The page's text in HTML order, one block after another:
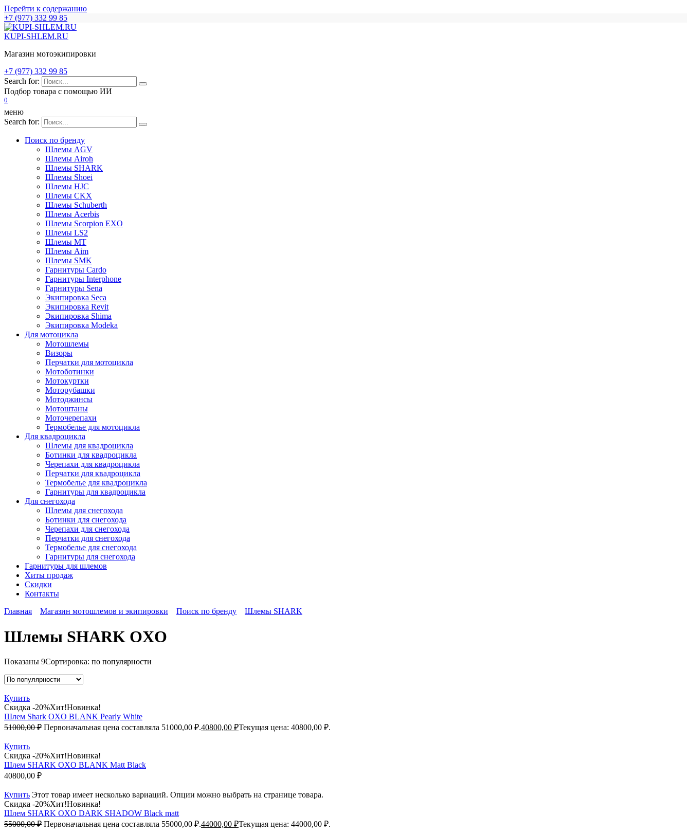
Перейти к содержанию
+7 (977) 332 99 85
KUPI-SHLEM.RU
Магазин мотоэкипировки
+7 (977) 332 99 85
Search for:
Подбор товара с помощью ИИ
0
меню
Search for:
Поиск по бренду
Шлемы AGV
Шлемы Airoh
Шлемы SHARK
Шлемы Shoei
Шлемы HJC
Шлемы CKX
Шлемы Schuberth
Шлемы Acerbis
Шлемы Scorpion EXO
Шлемы LS2
Шлемы MT
Шлемы Aim
Шлемы SMK
Гарнитуры Cardo
Гарнитуры Interphone
Гарнитуры Sena
Экипировка Seca
Экипировка Revit
Экипировка Shima
Экипировка Modeka
Для мотоцикла
Мотошлемы
Визоры
Перчатки для мотоцикла
Мотоботинки
Мотокуртки
Моторубашки
Мотоджинсы
Мотоштаны
Моточерепахи
Термобелье для мотоцикла
Для квадроцикла
Шлемы для квадроцикла
Ботинки для квадроцикла
Черепахи для квадроцикла
Перчатки для квадроцикла
Термобелье для квадроцикла
Гарнитуры для квадроцикла
Для снегохода
Шлемы для снегохода
Ботинки для снегохода
Черепахи для снегохода
Перчатки для снегохода
Термобелье для снегохода
Гарнитуры для снегохода
Гарнитуры для шлемов
Хиты продаж
Скидки
Контакты
Главная
Магазин мотошлемов и экипировки Поиск по бренду Шлемы SHARK
Шлемы SHARK OXO
Показаны 9Сортировка: по популярности
Купить
Скидка -20%Хит!Новинка!
Шлем Shark OXO BLANK Pearly White
51000,00₽ Первоначальная цена составляла 51000,00 ₽.40800,00 ₽Текущая цена: 40800,00 ₽.
Купить
Скидка -20%Хит!Новинка!
Шлем SHARK OXO BLANK Matt Black
40800,00 ₽
Купить Этот товар имеет несколько вариаций. Опции можно выбрать на странице товара.
Скидка -20%Хит!Новинка!
Шлем SHARK OXO DARK SHADOW Black matt
55000,00₽ Первоначальная цена составляла 55000,00 ₽.44000,00 ₽Текущая цена: 44000,00 ₽.